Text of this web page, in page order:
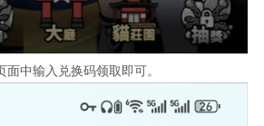
中输入兑换码领取即可。